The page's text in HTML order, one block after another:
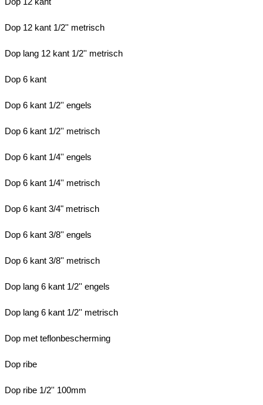
Dop 12 kant 1/2'' metrisch
Dop lang 12 kant 1/2'' metrisch
Dop 6 kant
Dop 6 kant 1/2'' engels
Dop 6 kant 1/2'' metrisch
Dop 6 kant 1/4'' engels
Dop 6 kant 1/4'' metrisch
Dop 6 kant 3/4" metrisch
Dop 6 kant 3/8'' engels
Dop 6 kant 3/8'' metrisch
Dop lang 6 kant 1/2'' engels
Dop lang 6 kant 1/2'' metrisch
Dop met teflonbescherming
Dop ribe
Dop ribe 1/2'' 100mm